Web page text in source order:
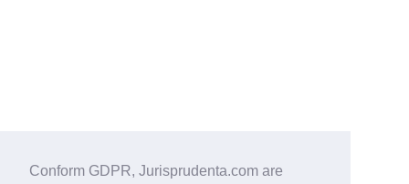
Conform GDPR, Jurisprudenta.com are